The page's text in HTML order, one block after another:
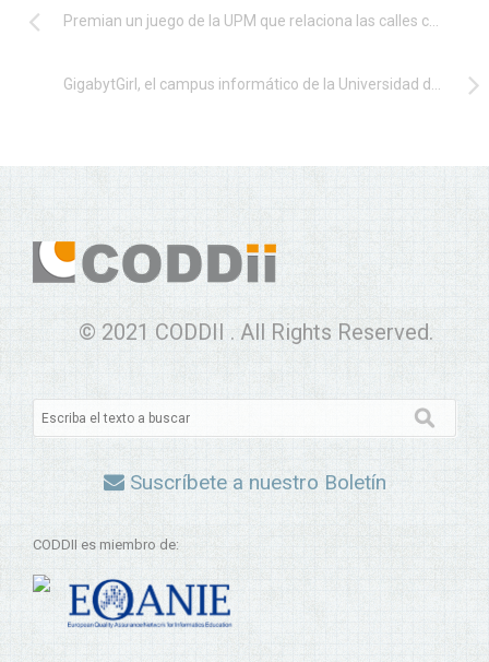
© 2021 CODDII . All Rights Reserved.
Suscríbete a nuestro Boletín
CODDII es miembro de: